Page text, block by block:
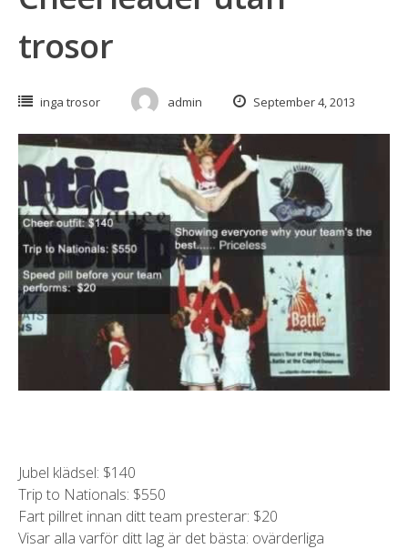
trosor
inga trosor admin September 4, 2013
Jubel klädsel: $140
Trip to Nationals: $550
Fart pillret innan ditt team presterar: $20
Visar alla varför ditt lag är det bästa: ovärderliga